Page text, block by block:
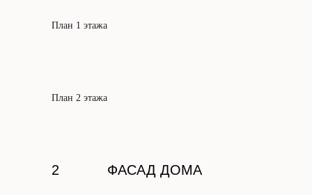
План 1 этажа
План 2 этажа
2 ФАСАД ДОМА